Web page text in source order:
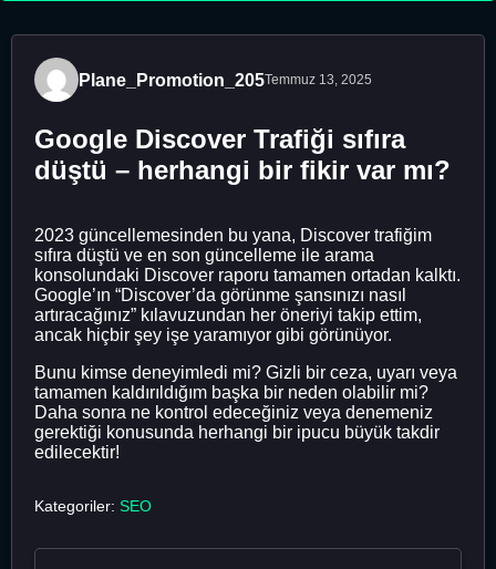
Plane_Promotion_205Temmuz 13, 2025
Google Discover Trafiği sıfıra
düştü – herhangi bir fikir var mı?
2023 güncellemesinden bu yana, Discover trafiğim
sıfıra düştü ve en son güncelleme ile arama
konsolundaki Discover raporu tamamen ortadan kalktı.
Google’ın “Discover’da görünme şansınızı nasıl
artıracağınız” kılavuzundan her öneriyi takip ettim,
ancak hiçbir şey işe yaramıyor gibi görünüyor.
Bunu kimse deneyimledi mi? Gizli bir ceza, uyarı veya
tamamen kaldırıldığım başka bir neden olabilir mi?
Daha sonra ne kontrol edeceğiniz veya denemeniz
gerektiği konusunda herhangi bir ipucu büyük takdir
edilecektir!
Kategoriler: SEO